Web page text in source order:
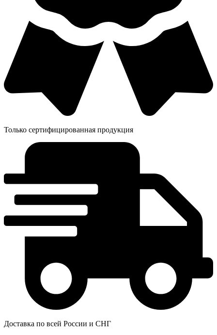
Только сертифицированная продукция
Доставка по всей России и СНГ